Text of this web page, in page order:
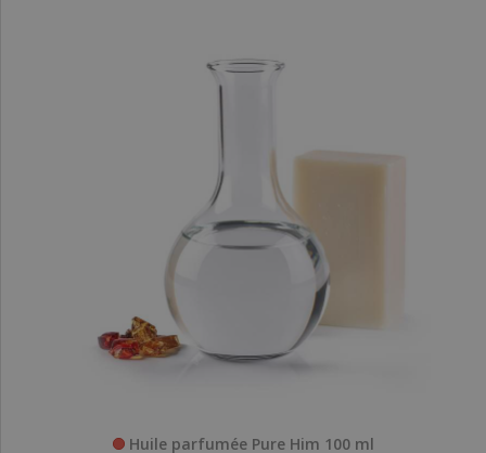
Huile parfumée Pure Him 100 ml